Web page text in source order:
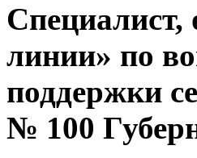
Специалист,
линии» по
поддержки
№ 100